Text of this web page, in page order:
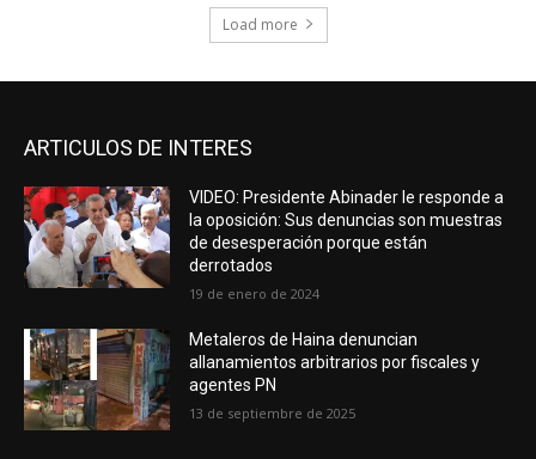
Load more
ARTICULOS DE INTERES
VIDEO: Presidente Abinader le responde a
la oposición: Sus denuncias son muestras
de desesperación porque están
derrotados
19 de enero de 2024
Metaleros de Haina denuncian
allanamientos arbitrarios por fiscales y
agentes PN
13 de septiembre de 2025